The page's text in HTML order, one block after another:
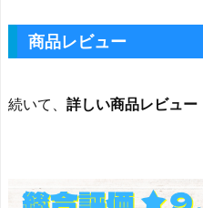
商品レビュー
続いて、 詳しい商品レビュー